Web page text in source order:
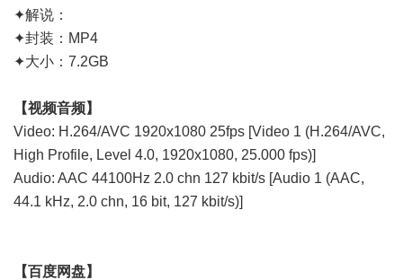
✦解说：
✦封装：MP4
✦大小：7.2GB
【视频音频】
Video: H.264/AVC 1920x1080 25fps [Video 1 (H.264/AVC,
High Profile, Level 4.0, 1920x1080, 25.000 fps)]
Audio: AAC 44100Hz 2.0 chn 127 kbit/s [Audio 1 (AAC,
44.1 kHz, 2.0 chn, 16 bit, 127 kbit/s)]
【百度网盘】